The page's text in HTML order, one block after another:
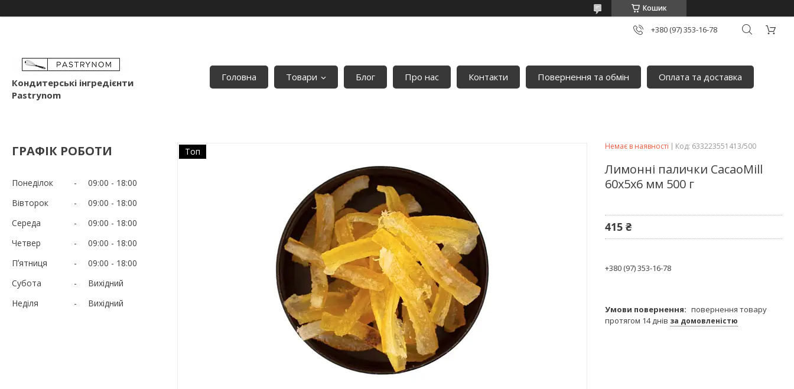
Кошик
+380 (97) 353-16-78
Кондитерські інгредієнти
Pastrynom
Головна Товари Блог Про нас Контакти Повернення та обмін Оплата та доставка
ГРАФІК РОБОТИ
Понеділок 09:00
18:00
Вівторок
09:00
18:00
Середа
09:00
18:00
Четвер
09:00
18:00
Пʼятниця
09:00
18:00
Субота
Вихідний
Неділя
Вихідний
Топ Немає в наявності Код: 633223551413/500
Лимонні палички CacaoMill
60х5х6 мм 500 г
415 ₴
+380 (97) 353-16-78
повернення товару
протягом 14 днів за домовленістю